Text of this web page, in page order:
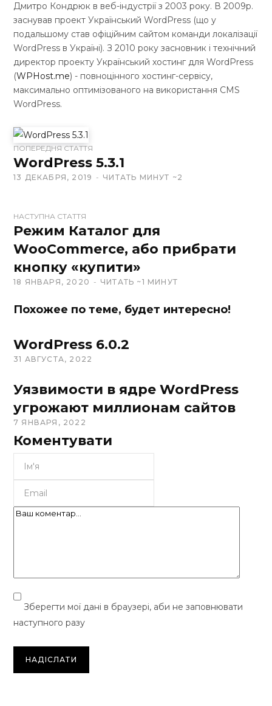
Дмитро Кондрюк в веб-індустрії з 2003 року. В 2009р.
заснував проект Український WordPress (що у
подальшому став офіційним сайтом команди локалізації
WordPress в Україні). З 2010 року засновник і технічний
директор проекту Український хостинг для WordPress
(WPHost.me) - повноцінного хостинг-сервісу,
максимально оптимізованого на використання CMS
WordPress.
W
e
b
s
t
e
ПОПЕРЕДНЯ СТАТТЯ
WordPress 5.3.1
13 ДЕКАБРЯ, 2019 ЧИТАТЬ МИНУТ ~2
НАСТУПНА СТАТТЯ
Режим Каталог для
WooCommerce, або прибрати
кнопку «купити»
18 ЯНВАРЯ, 2020 ЧИТАТЬ ~1 МИНУТ
Похожее по теме, будет интересно!
WordPress 6.0.2
31 АВГУСТА, 2022
Уязвимости в ядре WordPress
угрожают миллионам сайтов
7 ЯНВАРЯ, 2022
Коментувати
Зберегти мої дані в браузері, аби не заповнювати
наступного разу